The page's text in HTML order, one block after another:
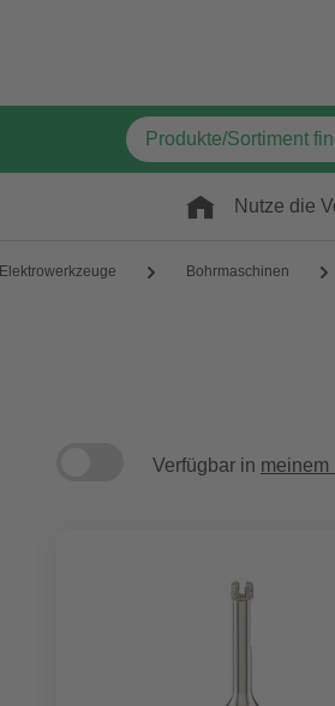
Nutze die
Elektrowerkzeuge Bohrmaschinen
Verfügbar in meinem